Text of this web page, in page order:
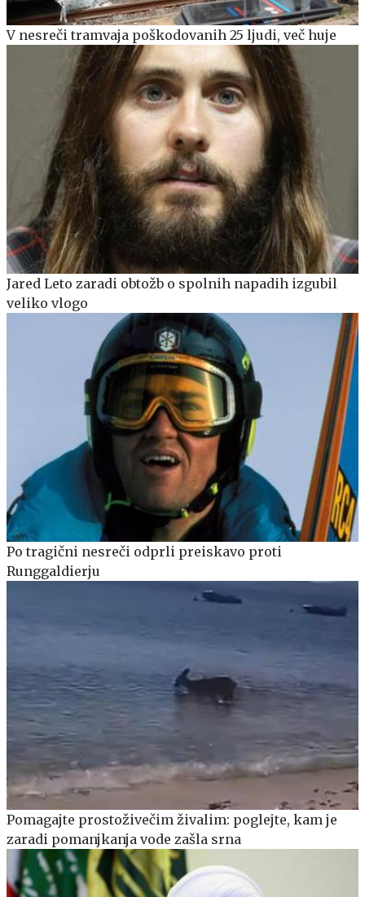
V nesreči tramvaja poškodovanih 25 ljudi, več huje
Jared Leto zaradi obtožb o spolnih napadih izgubil
veliko vlogo
Po tragični nesreči odprli preiskavo proti
Runggaldierju
Pomagajte prostoživečim živalim: poglejte, kam je
zaradi pomanjkanja vode zašla srna